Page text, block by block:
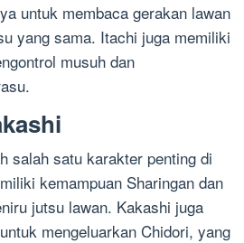
untuk membaca gerakan lawan
yang sama. Itachi juga memiliki
musuh dan
salah satu karakter penting di
kemampuan Sharingan dan
jutsu lawan. Kakashi juga
mengeluarkan Chidori, yang